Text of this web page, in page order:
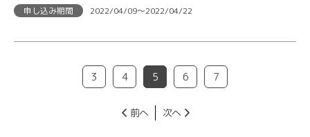
申し込み期間
2022/04/09〜2022/04/22
3 4 5 6 7
前へ 次へ